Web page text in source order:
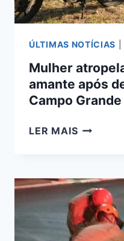
ÚLTIMAS NOTÍCIAS
Mulher
amante após
Campo Grande
LER MAISMULHER
AMANTE
APÓS